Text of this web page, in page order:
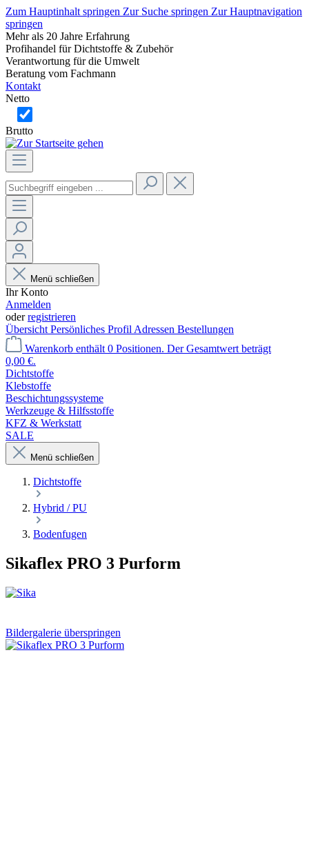
Zum Hauptinhalt springen Zur Suche springen Zur Hauptnavigation
springen
Mehr als 20 Jahre Erfahrung
Profihandel für Dichtstoffe & Zubehör
Verantwortung für die Umwelt
Beratung vom Fachmann
Kontakt
Netto
Brutto
Menü schließen
Ihr Konto
Anmelden
oderregistrieren
Übersicht Persönliches Profil Adressen Bestellungen
Warenkorb enthält 0 Positionen. Der Gesamtwert beträgt
0,00 €.
Dichtstoffe
Klebstoffe
Beschichtungssysteme
Werkzeuge & Hilfsstoffe
KFZ & Werkstatt
SALE
Menü schließen
Dichtstoffe
Hybrid / PU
Bodenfugen
Sikaflex PRO 3 Purform
Bildergalerie überspringen